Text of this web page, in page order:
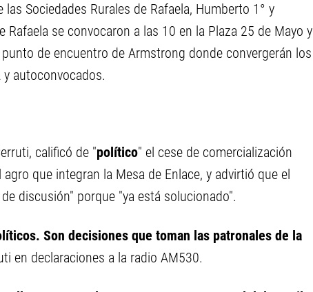
Sociedades Rurales de Rafaela, Humberto 1° y
se convocaron a las 10 en la Plaza 25 de Mayo y
de encuentro de Armstrong donde convergerán los
autoconvocados.
calificó de "político" el cese de comercialización
que integran la Mesa de Enlace, y advirtió que el
discusión" porque "ya está solucionado".
Son decisiones que toman las patronales de la
en declaraciones a la radio AM530.